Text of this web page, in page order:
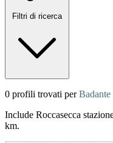
Filtri di ricerca
0 profili trovati perBadante
Include Roccasecca
km.